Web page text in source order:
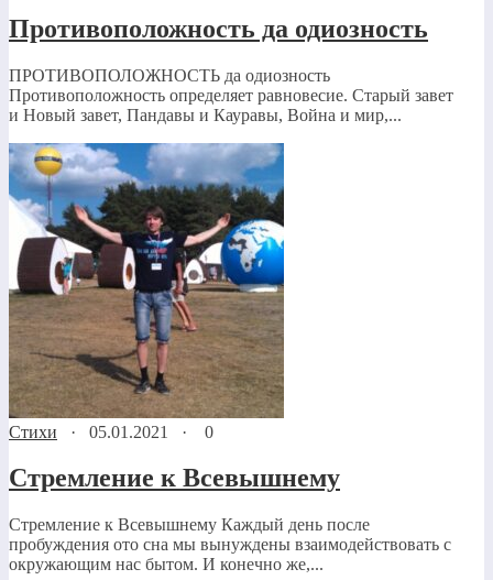
Противоположность да одиозность
ПРОТИВОПОЛОЖНОСТЬ да одиозность
Противоположность определяет равновесие. Старый завет
и Новый завет, Пандавы и Кауравы, Война и мир,...
Стихи · 05.01.2021 · 0
Стремление к Всевышнему
Стремление к Всевышнему Каждый день после
пробуждения ото сна мы вынуждены взаимодействовать с
окружающим нас бытом. И конечно же,...